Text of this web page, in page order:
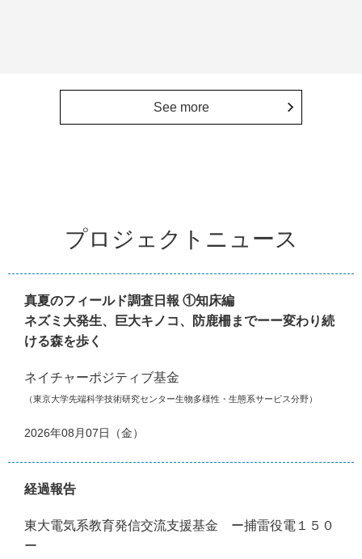
See more
プロジェクトニュース
真夏のフィールド調査日報 ①知床編
ネズミ大発生、巨大キノコ、防鹿柵までーー変わり続
ける森を歩く
ネイチャーポジティブ基金
（東京大学先端科学技術研究センター生物多様性・生態系サービス分野）
2026年08月07日（金）
経過報告
東大電気系教育発信交流支援基金 ー捕雷役電１５０
ー